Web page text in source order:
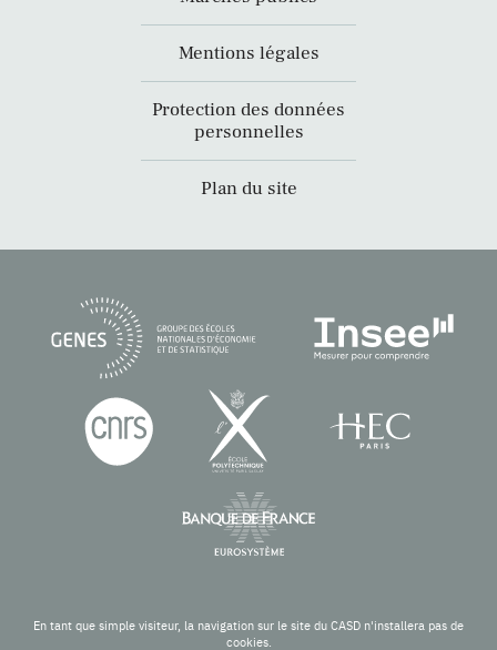
Mentions légales
Protection des données
personnelles
Plan du site
En tant que simple visiteur, la navigation sur le site du CASD n'installera pas de
cookies.